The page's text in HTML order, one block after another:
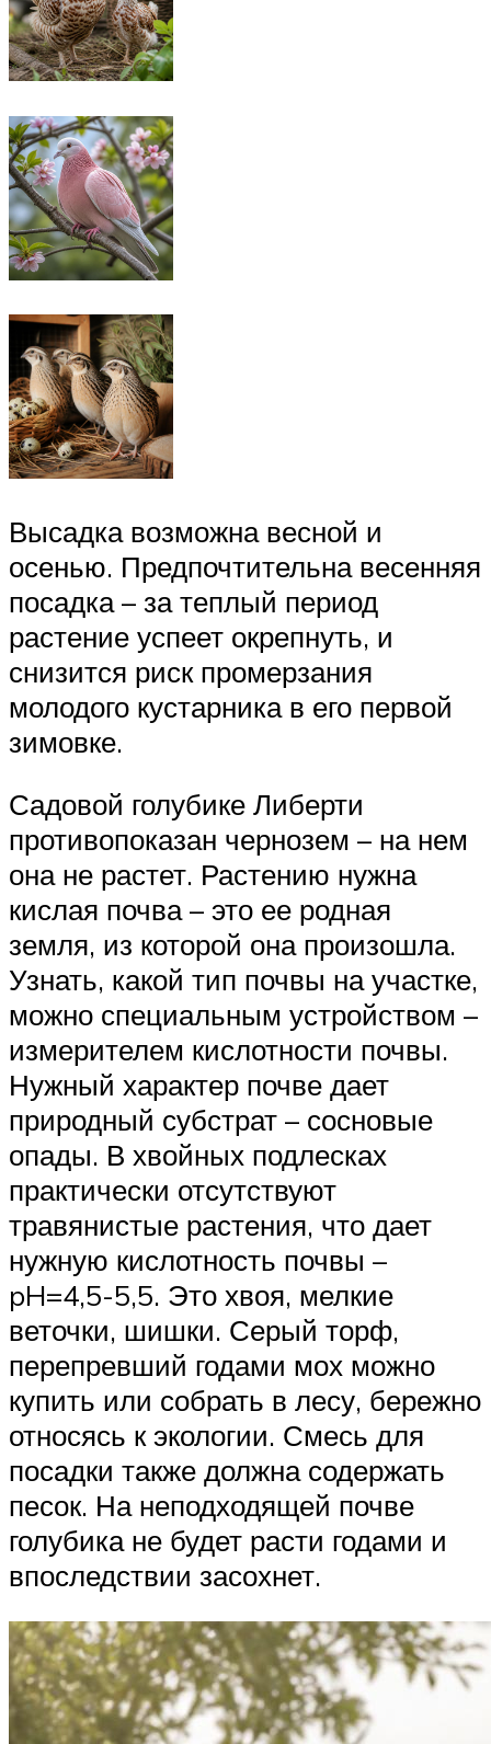
Высадка возможна весной и
осенью. Предпочтительна весенняя
посадка – за теплый период
растение успеет окрепнуть, и
снизится риск промерзания
молодого кустарника в его первой
зимовке.
Садовой голубике Либерти
противопоказан чернозем – на нем
она не растет. Растению нужна
кислая почва – это ее родная
земля, из которой она произошла.
Узнать, какой тип почвы на участке,
можно специальным устройством –
измерителем кислотности почвы.
Нужный характер почве дает
природный субстрат – сосновые
опады. В хвойных подлесках
практически отсутствуют
травянистые растения, что дает
нужную кислотность почвы –
pH=4,5-5,5. Это хвоя, мелкие
веточки, шишки. Серый торф,
перепревший годами мох можно
купить или собрать в лесу, бережно
относясь к экологии. Смесь для
посадки также должна содержать
песок. На неподходящей почве
голубика не будет расти годами и
впоследствии засохнет.